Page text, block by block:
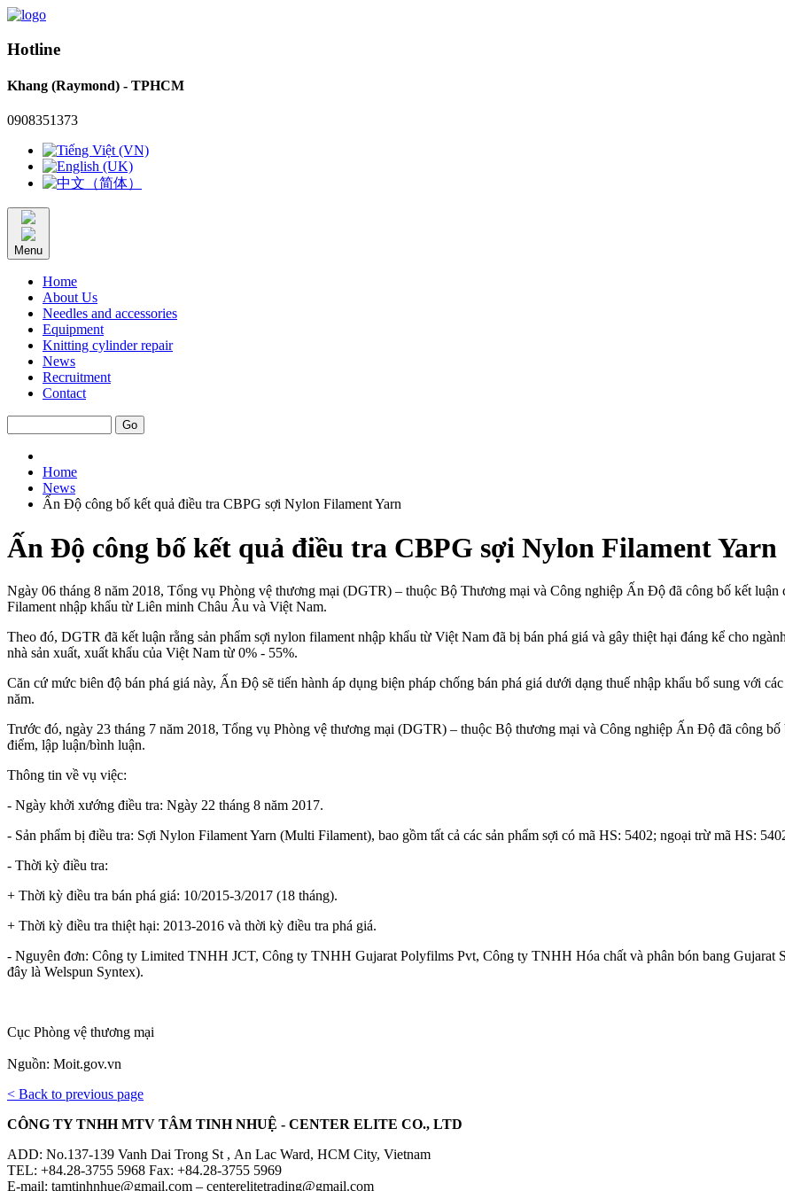
Hotline
Khang (Raymond) - TPHCM
0908351373
Menu
Home
About Us
Needles and accessories
Equipment
Knitting cylinder repair
News
Recruitment
Contact
Home
News
Ấn Độ công bố kết quả điều tra CBPG sợi Nylon Filament Yarn
Ấn Độ công bố kết quả điều tra CBPG sợi Nylon Filament Yarn
Ngày 06 tháng 8 năm 2018, Tổng vụ Phòng vệ thương mại (DGTR) – thuộc Bộ Thương mại và Công nghiệp Ấn Độ đã công bố kết
Filament nhập khẩu từ Liên minh Châu Âu và Việt Nam.
Theo đó, DGTR đã kết luận rằng sản phẩm sợi nylon filament nhập khẩu từ Việt Nam đã bị bán phá giá và gây thiệt hại đáng kể cho
nhà sản xuất, xuất khẩu của Việt Nam từ 0% - 55%.
Căn cứ mức biên độ bán phá giá này, Ấn Độ sẽ tiến hành áp dụng biện pháp chống bán phá giá dưới dạng thuế nhập khẩu bổ sung với
năm.
Trước đó, ngày 23 tháng 7 năm 2018, Tổng vụ Phòng vệ thương mại (DGTR) – thuộc Bộ thương mại và Công nghiệp Ấn Độ đã công
điểm, lập luận/bình luận.
Thông tin về vụ việc:
- Ngày khởi xướng điều tra: Ngày 22 tháng 8 năm 2017.
- Sản phẩm bị điều tra: Sợi Nylon Filament Yarn (Multi Filament), bao gồm tất cả các sản phẩm sợi có mã HS: 5402; ngoại trừ mã HS:
- Thời kỳ điều tra:
+ Thời kỳ điều tra bán phá giá: 10/2015-3/2017 (18 tháng).
+ Thời kỳ điều tra thiệt hại: 2013-2016 và thời kỳ điều tra phá giá.
- Nguyên đơn: Công ty Limited TNHH JCT, Công ty TNHH Gujarat Polyfilms Pvt, Công ty TNHH Hóa chất và phân bón bang
đây là Welspun Syntex).
Cục Phòng vệ thương mại
Nguồn: Moit.gov.vn
< Back to previous page
CÔNG TY TNHH MTV TÂM TINH NHUỆ - CENTER ELITE CO., LTD
ADD: No.137-139 Vanh Dai Trong St , An Lac Ward, HCM City, Vietnam
TEL: +84.28-3755 5968 Fax: +84.28-3755 5969
E-mail: tamtinhnhue@gmail.com – centerelitetrading@gmail.com